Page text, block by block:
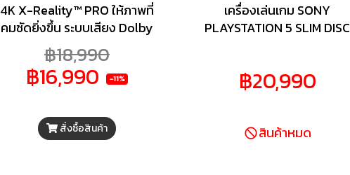
4K X-Reality™ PRO ให้ภาพที่
คมชัดยิ่งขึ้น ระบบเสียง Dolby
Atmos® และ DTS:X® มีความ
ลึกและความชัดเจนมากขึ้น
Google Cast™ สตรีมจากโทร
มารถสตรีมเกม PlayStation®
ไปยัง BRAVIA ของคุณ รองรับ
฿18,990
฿16,990 -11%
สั่งซื้อสินค้า
เครื่องเล่นเกม SONY
PLAYSTATION 5 SLIM DISC
เกมอันทรงพลังที่อัดแน่นอยู่ใน
เล่นเกมโปรดบนพื้นที่จัดเก็บ
฿20,990
สินค้าหมด